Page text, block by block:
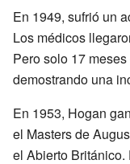
En 1949, sufrió un
Los médicos
Pero solo 17
demostrando una
En 1953, Hogan
el Masters de
el Abierto Británico.